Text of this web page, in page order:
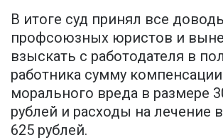
В итоге суд принял все
профсоюзных юристов и
взыскать с работодателя в
работника сумму компенсации
морального вреда в размере
рублей и расходы на лечение
625 рублей.